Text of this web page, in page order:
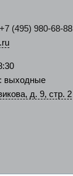
(495) 980-68-88
выходные
д. 9, стр. 2